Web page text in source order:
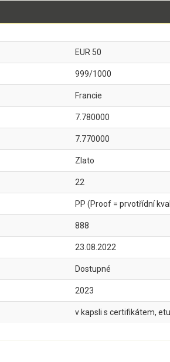
EUR 50
999/1000
Francie
7.780000
7.770000
Zlato
22
PP (Proof = prvotřídní
888
23.08.2022
Dostupné
2023
v kapsli s certifikátem,